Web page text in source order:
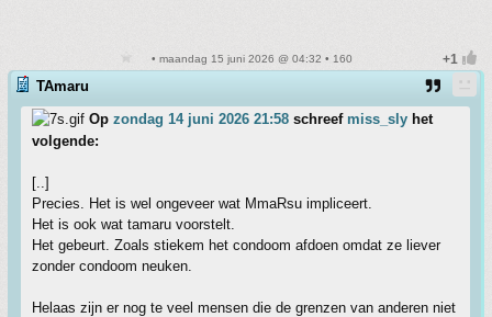
• maandag 15 juni 2026 @ 04:32 • 160
TAmaru
Op zondag 14 juni 2026 21:58 schreef miss_sly het
volgende:
[..]
Precies. Het is wel ongeveer wat MmaRsu impliceert.
Het is ook wat tamaru voorstelt.
Het gebeurt. Zoals stiekem het condoom afdoen omdat ze liever
zonder condoom neuken.
Helaas zijn er nog te veel mensen die de grenzen van anderen niet